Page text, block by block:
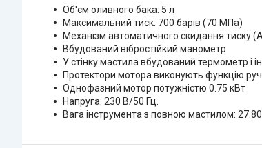
Об'єм оливного бака: 5 л
Максимальний тиск: 700 барів (70 МПа)
Механізм автоматичного скидання тиску
Вбудований вібростійкий манометр
У стінку мастила вбудований термометр і
Протектори мотора виконують функцію
Однофазний мотор потужністю 0.75 кВт
Напруга: 230 В/50 Гц.
Вага інструмента з повною мастилом: 27.80